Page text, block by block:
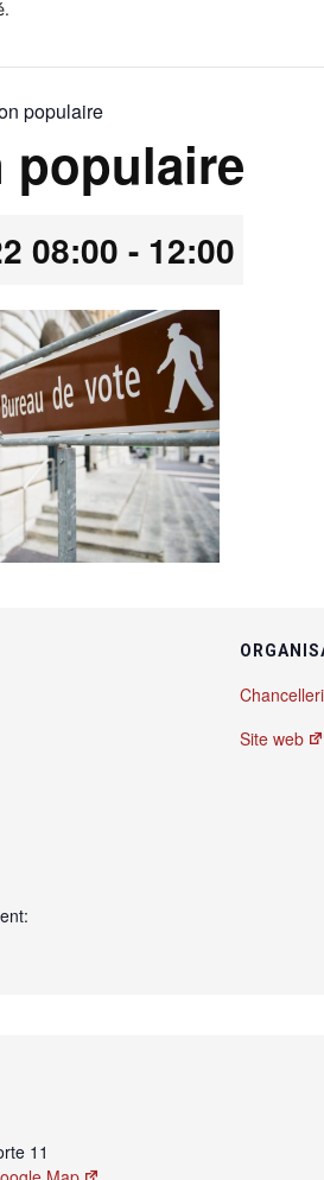
populaire
populaire
08:00 - 12:00
Site web
11